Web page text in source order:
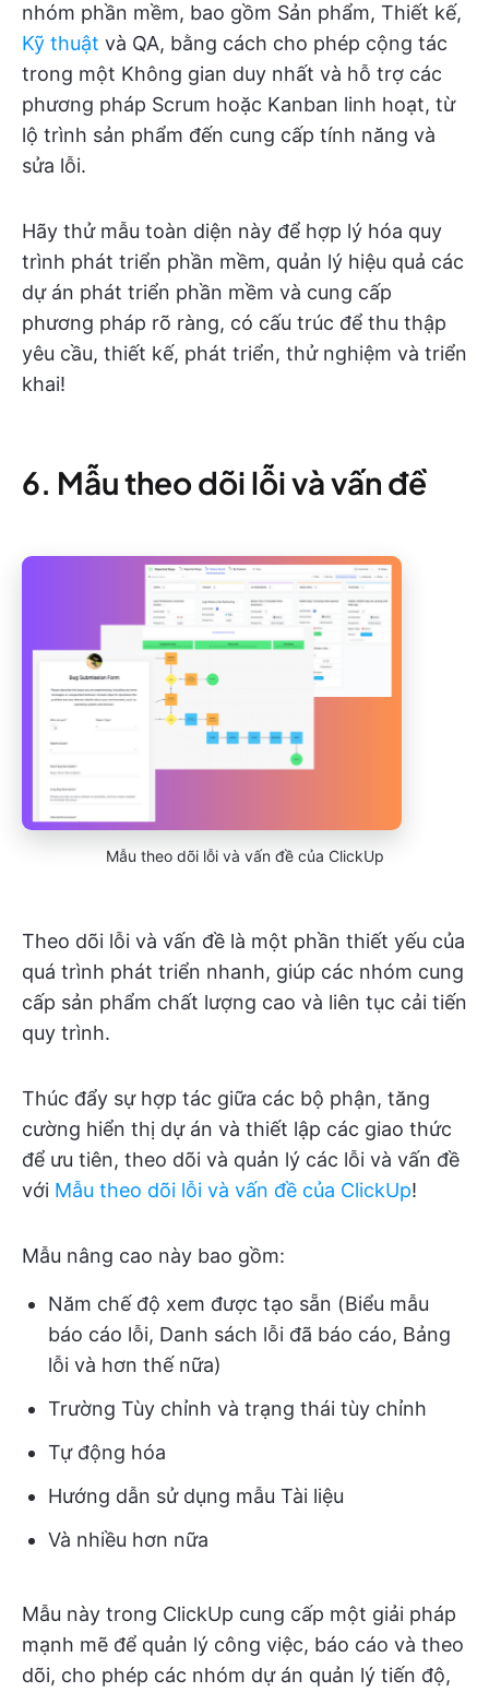
nhóm phần mềm, bao gồm Sản phẩm, Thiết kế,
Kỹ thuật và QA, bằng cách cho phép cộng tác
trong một Không gian duy nhất và hỗ trợ các
phương pháp Scrum hoặc Kanban linh hoạt, từ
lộ trình sản phẩm đến cung cấp tính năng và
sửa lỗi.
Hãy thử mẫu toàn diện này để hợp lý hóa quy
trình phát triển phần mềm, quản lý hiệu quả các
dự án phát triển phần mềm và cung cấp
phương pháp rõ ràng, có cấu trúc để thu thập
yêu cầu, thiết kế, phát triển, thử nghiệm và triển
khai!
6. Mẫu theo dõi lỗi và vấn đề
Mẫu theo dõi lỗi và vấn đề của ClickUp
Theo dõi lỗi và vấn đề là một phần thiết yếu của
quá trình phát triển nhanh, giúp các nhóm cung
cấp sản phẩm chất lượng cao và liên tục cải tiến
quy trình.
Thúc đẩy sự hợp tác giữa các bộ phận, tăng
cường hiển thị dự án và thiết lập các giao thức
để ưu tiên, theo dõi và quản lý các lỗi và vấn đề
với Mẫu theo dõi lỗi và vấn đề của ClickUp!
Mẫu nâng cao này bao gồm:
Năm chế độ xem được tạo sẵn (Biểu mẫu
báo cáo lỗi, Danh sách lỗi đã báo cáo, Bảng
lỗi và hơn thế nữa)
Trường Tùy chỉnh và trạng thái tùy chỉnh
Tự động hóa
Hướng dẫn sử dụng mẫu Tài liệu
Và nhiều hơn nữa
Mẫu này trong ClickUp cung cấp một giải pháp
mạnh mẽ để quản lý công việc, báo cáo và theo
dõi, cho phép các nhóm dự án quản lý tiến độ,